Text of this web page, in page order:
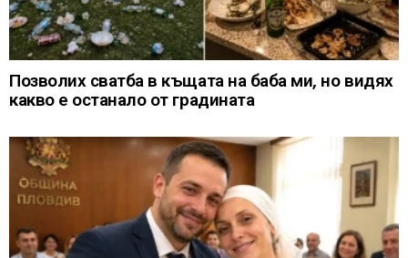
Позволих сватба в къщата на баба ми, но видях
какво е останало от градината